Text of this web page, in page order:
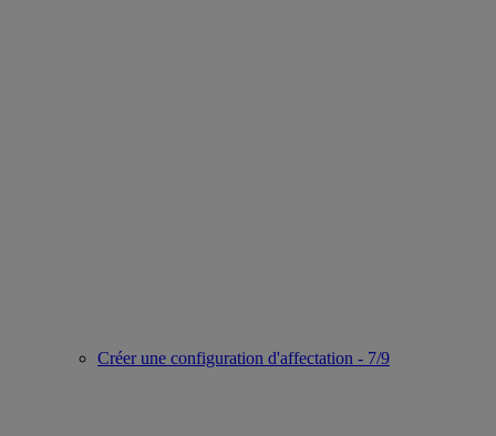
Créer une configuration d'affectation - 7/9